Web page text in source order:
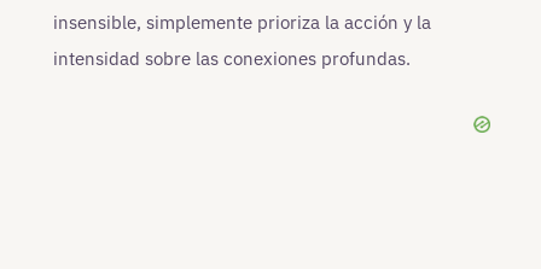
insensible, simplemente prioriza la acción y la
intensidad sobre las conexiones profundas.